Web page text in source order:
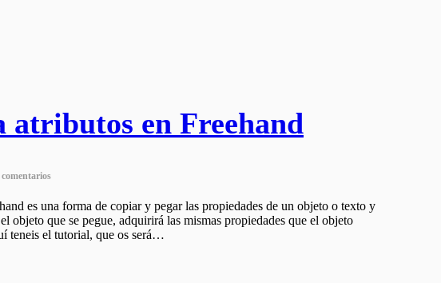
atributos en Freehand
comentarios
es una forma de copiar y pegar las propiedades de un objeto o texto y
objeto que se pegue, adquirirá las mismas propiedades que el objeto
teneis el tutorial, que os será…